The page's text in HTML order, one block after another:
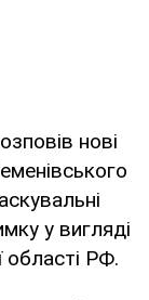
нові
у вигляді
області РФ.